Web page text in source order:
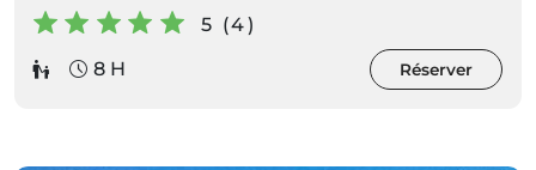
5 (4)
8 H
Réserver